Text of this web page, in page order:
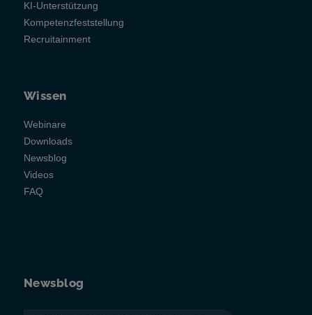
KI-Unterstützung
Kompetenzfeststellung
Recruitainment
Wissen
Webinare
Downloads
Newsblog
Videos
FAQ
Newsblog